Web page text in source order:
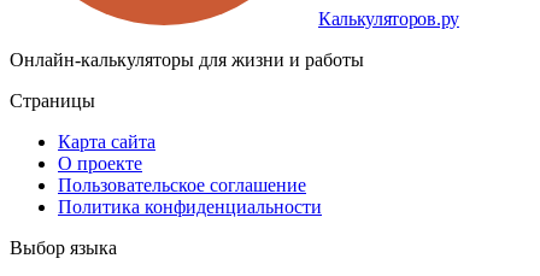
Калькуляторов.ру
Онлайн-калькуляторы для жизни и работы
Страницы
Карта сайта
О проекте
Пользовательское соглашение
Политика конфиденциальности
Выбор языка